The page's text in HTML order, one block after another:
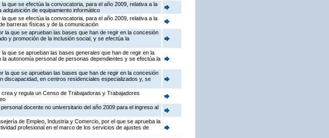
que se efectúa la convocatoria, para el año 2009, relativa a la
de equipamiento informático
que se efectúa la convocatoria, para el año 2009, relativa a la
barreras físicas y de la comunicación
la que se aprueban las bases que han de regir en la concesión
y promoción de la inclusión social, y se efectúa la
que se aprueban las bases generales que han de regir en la
autonomía personal de personas dependientes y se efectúa la
la que se aprueban las bases que han de regir en la concesión
en centros residenciales especializados y, se
y regula un Censo de Trabajadoras y Trabajadores
docente no universitario del año 2009 para el ingreso al
de Empleo, Industria y Comercio, por el que se aprueba la
profesional en el marco de los servicios de ajustes de